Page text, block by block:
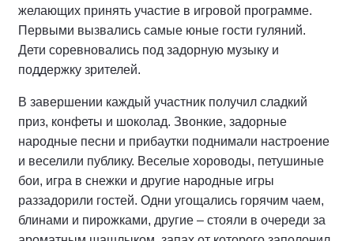
желающих принять участие в игровой программе.
Первыми вызвались самые юные гости гуляний.
Дети соревновались под задорную музыку и
поддержку зрителей.
В завершении каждый участник получил сладкий
приз, конфеты и шоколад. Звонкие, задорные
народные песни и прибаутки поднимали настроение
и веселили публику. Веселые хороводы, петушиные
бои, игра в снежки и другие народные игры
раззадорили гостей. Одни угощались горячим чаем,
блинами и пирожками, другие – стояли в очереди за